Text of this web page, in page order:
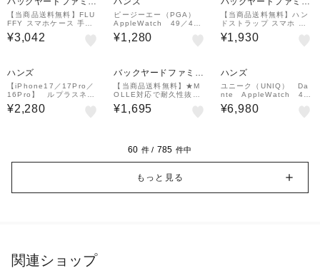
ー
【当商品送料無料】FLU
FFY スマホケース 手帳
型 通販 スマホカバー カ
バー ケース スマホ スマ
¥3,042
ピージーエー（PGA）
AppleWatch 49／46
／45／44／42mm用 シ
リコンバンド ブラック
¥1,280
ー
【当商品送料無料】ハン
ドストラップ スマホ 通
販 携帯ストラップ ショ
ートストラップ 編み込み
¥1,930
ハンズ
【iPhone17／17Pro／
16Pro】 ルプラスネク
スト（LEPLUS NEX
T） ガラスフィルム
¥2,280
バックヤードファミリ
ー【当商品送料無料】★M
OLLE対応で耐久性抜群
★スマホケース ミリタリ
ー ベルト スマートフォ
¥1,695
ハンズ
ユニーク（UNIQ） Da
nte AppleWatch 46
／45／44mm スターラ
イト
¥6,980
60 件 / 785 件中
もっと見る
関連ショップ